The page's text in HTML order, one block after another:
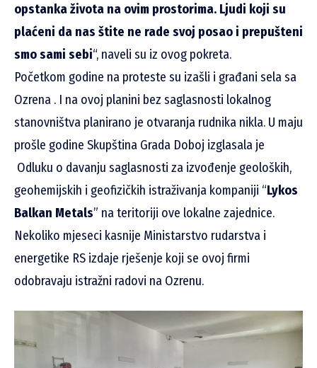
opstanka života na ovim prostorima. Ljudi koji su
plaćeni da nas štite ne rade svoj posao i prepušteni
smo sami sebi“, naveli su iz ovog pokreta.
Početkom godine na proteste su izašli i građani sela sa
Ozrena . I na ovoj planini bez saglasnosti lokalnog
stanovništva planirano je otvaranja rudnika nikla. U maju
prošle godine Skupština Grada Doboj izglasala je
Odluku o davanju saglasnosti za izvođenje geoloških,
geohemijskih i geofizičkih istraživanja kompaniji “Lykos
Balkan Metals” na teritoriji ove lokalne zajednice.
Nekoliko mjeseci kasnije Ministarstvo rudarstva i
energetike RS izdaje rješenje koji se ovoj firmi
odobravaju istražni radovi na Ozrenu.